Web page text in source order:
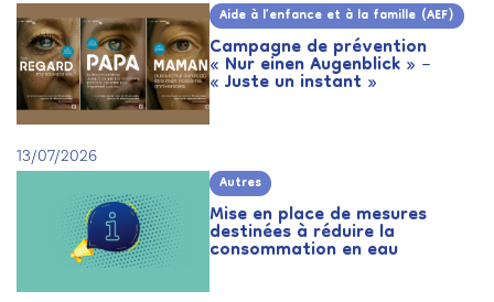
Aide à l’enfance et à la famille (AEF)
Campagne de prévention
« Nur einen Augenblick » –
« Juste un instant »
13/07/2026
Autres
Mise en place de mesures
destinées à réduire la
consommation en eau